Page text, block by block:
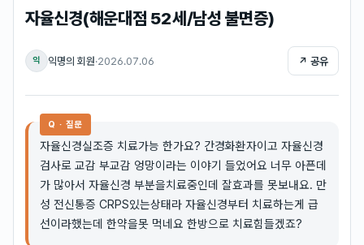
자율신경(해운대점 52세/남성 불면증)
익 익명의 회원·2026.07.06 ↗ 공유
Q · 질문
자율신경실조증 치료가능 한가요? 간경화환자이고 자율신경
검사로 교감 부교감 엉망이라는 이야기 들었어요 너무 아픈데
가 많아서 자율신경 부분을치료중인데 잘효과를 못보내요. 만
성 전신통증 CRPS있는상태라 자율신경부터 치료하는게 급
선이라했는데 한약을못 먹네요 한방으로 치료힘들겠죠?